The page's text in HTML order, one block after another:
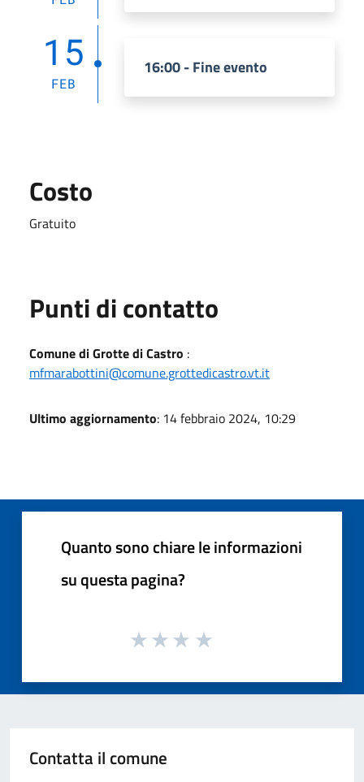
15
FEB
16:00 - Fine evento
Costo
Gratuito
Punti di contatto
Comune di Grotte di Castro :
mfmarabottini@comune.grottedicastro.vt.it
Ultimo aggiornamento: 14 febbraio 2024, 10:29
Quanto sono chiare le informazioni
su questa pagina?
Contatta il comune